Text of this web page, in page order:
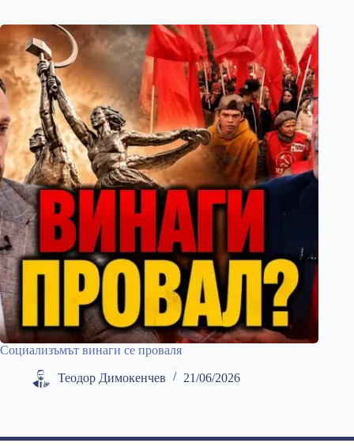
Социализъмът винаги се проваля
Теодор Димокенчев 21/06/2026